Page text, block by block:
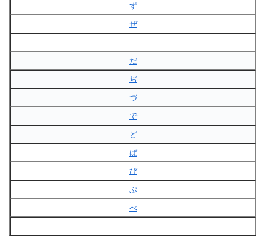
ず
ぜ
–
だ
ぢ
づ
で
ど
ば
び
ぶ
べ
–